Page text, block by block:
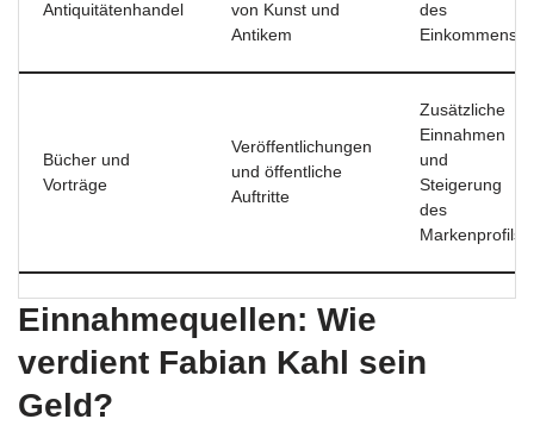
Antiquitätenhandel
von Kunst und
Antikem
des
Einkommens
Bücher und
Vorträge
Veröffentlichungen
und öffentliche
Auftritte
Zusätzliche
Einnahmen
und
Steigerung
des
Markenprofils
Einnahmequellen: Wie
verdient Fabian Kahl sein
Geld?